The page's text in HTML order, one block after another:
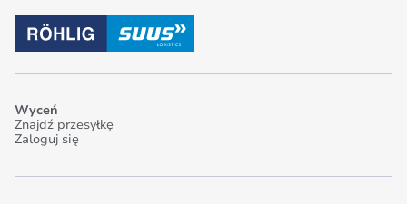
Wyceń
Znajdź przesyłkę
Zaloguj się